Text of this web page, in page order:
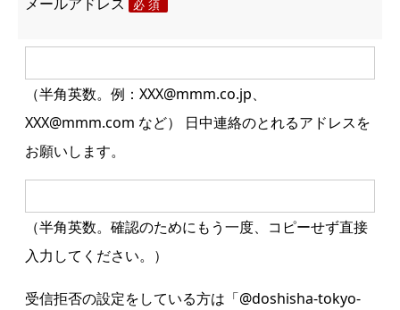
必須
（半角英数。例：XXX@mmm.co.jp、
XXX@mmm.com など） 日中連絡のとれるアドレスを
お願いします。
（半角英数。確認のためにもう一度、コピーせず直接
入力してください。）
受信拒否の設定をしている方は「@doshisha-tokyo-